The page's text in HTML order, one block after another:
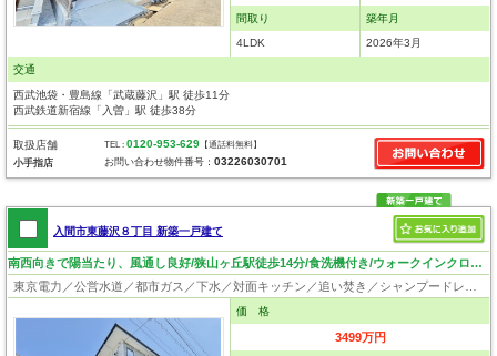
間取り
4LDK
築年月
2026年3月
交通
西武池袋・豊島線「武蔵藤沢」駅 徒歩11分
西武鉄道新宿線「入曽」駅 徒歩38分
取扱店舗
小手指店
TEL :0120-953-629 【通話料無料】
お問い合わせ物件番号：03226030701
入間市東藤沢８丁目 新築一戸建て
南西向きで陽当たり、風通し良好/狭山ヶ丘駅徒歩14分/食洗機付き/ウォークインクローゼット
東京電力／公営水道／都市ガス／下水／対面キッチン／追い焚き／シャンプードレッサー／浴室換気乾燥機／ウォシュレット／システムキッチン／食器洗浄乾燥器／浄水器／床下収納／ウォークインクローゼット／フローリング／クローゼット／バリアフリー／フラット35適合証明書
価 格
3499万円